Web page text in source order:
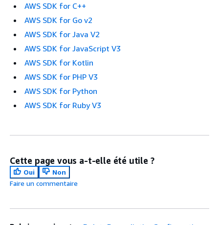
AWS SDK for C++
AWS SDK for Go v2
AWS SDK for Java V2
AWS SDK for JavaScript V3
AWS SDK for Kotlin
AWS SDK for PHP V3
AWS SDK for Python
AWS SDK for Ruby V3
Cette page vous a-t-elle été utile ?
Oui
Non
Faire un commentaire